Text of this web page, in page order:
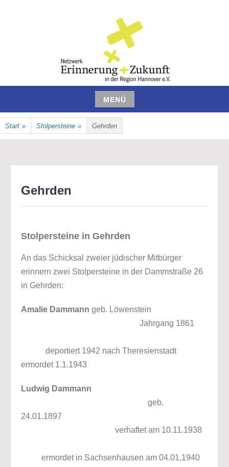
NETZWERK ERINNERUNG UND
ZUKUNFT IN DER REGION
HANNOVER E.V.
MENÜ
Zum
Inhalt
springen
Start » Stolpersteine » Gehrden
Gehrden
Stolpersteine in Gehrden
An das Schicksal zweier jüdischer Mitbürger
erinnern zwei Stolpersteine in der Dammstraße 26
in Gehrden:
Amalie Dammann geb. Löwenstein
Jahrgang 1861
deportiert 1942 nach Theresienstadt
ermordet 1.1.1943
Ludwig Dammann
geb.
24.01.1897
verhaftet am 10.11.1938
ermordet in Sachsenhausen am 04.01.1940